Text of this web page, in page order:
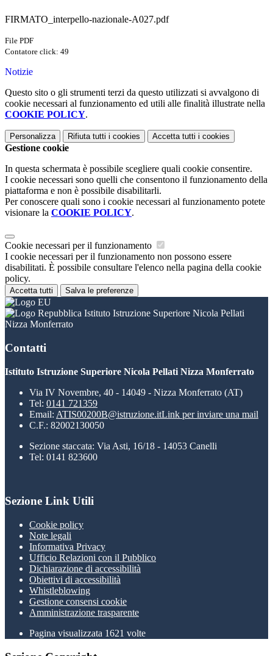
FIRMATO_interpello-nazionale-A027.pdf
File PDF
Contatore click: 49
Notizie
Questo sito o gli strumenti terzi da questo utilizzati si avvalgono di
cookie necessari al funzionamento ed utili alle finalità illustrate nella
COOKIE POLICY.
Personalizza Rifiuta tutti i cookies Accetta tutti i cookies
Gestione cookie
In questa schermata è possibile scegliere quali cookie consentire.
I cookie necessari sono quelli che consentono il funzionamento della
piattaforma e non è possibile disabilitarli.
Per conoscere quali sono i cookie necessari al funzionamento potete
visionare la COOKIE POLICY.
Cookie necessari per il funzionamento
I cookie necessari per il funzionamento non possono essere
disabilitati. È possibile consultare l'elenco nella pagina della cookie
policy.
Accetta tutti Salva le preferenze
Istituto Istruzione Superiore Nicola Pellati
Nizza Monferrato
Contatti
Istituto Istruzione Superiore Nicola Pellati Nizza Monferrato
Via IV Novembre, 40 - 14049 - Nizza Monferrato (AT)
Tel: 0141 721359
Email: ATIS00200B@istruzione.itLink per inviare una mail
C.F.: 82002130050
Sezione staccata: Via Asti, 16/18 - 14053 Canelli
Tel: 0141 823600
Sezione Link Utili
Cookie policy
Note legali
Informativa Privacy
Ufficio Relazioni con il Pubblico
Dichiarazione di accessibilità
Obiettivi di accessibilità
Whistleblowing
Gestione consensi cookie
Amministrazione trasparente
Pagina visualizzata 1621 volte